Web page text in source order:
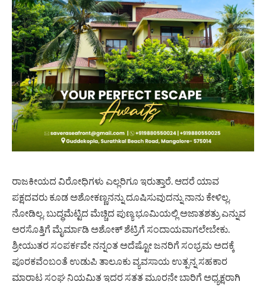
ರಾಜಕೀಯದ ವಿರೋಧಿಗಳು ಎಲ್ಲರಿಗೂ ಇರುತ್ತಾರೆ. ಆದರೆ ಯಾವ
ಪಕ್ಷದವರು ಕೂಡ ಅಶೋಕಣ್ಣನನ್ನು ದೂಷಿಸುವುದನ್ನು ನಾನು ಕೇಳಿಲ್ಲ.
ನೋಡಿಲ್ಲ. ಬುದ್ಧಮೆಟ್ಟಿದ ಮೆಚ್ಚಿದ ಪುಣ್ಯ ಭೂಮಿಯಲ್ಲಿ ಅಜಾತಶತ್ರು ಎನ್ನುವ
ಅರಸೊತ್ತಿಗೆ ಮೈರ್ಮಾಡಿ ಅಶೋಕ್ ಶೆಟ್ರಿಗೆ ಸಂದಾಯವಾಗಲೇಬೇಕು.
ಶ್ರೀಯುತರ ಸಂಪರ್ಕವೇ ನನ್ನಂತ ಅದೆಷ್ಟೋ ಜನರಿಗೆ ಸಂಭ್ರಮ ಅದಕ್ಕೆ
ಪೂರಕವೆಂಬಂತೆ ಉಡುಪಿ ತಾಲೂಕು ವ್ಯವಸಾಯ ಉತ್ಪನ್ನ ಸಹಕಾರ
ಮಾರಾಟ ಸಂಘ ನಿಯಮಿತ ಇದರ ಸತತ ಮೂರನೇ ಬಾರಿಗೆ ಅಧ್ಯಕ್ಷರಾಗಿ